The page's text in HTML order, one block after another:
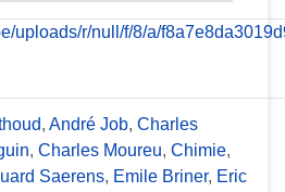
, André Job, Charles
, Charles Moureu, Chimie,
Saerens, Emile Briner, Eric